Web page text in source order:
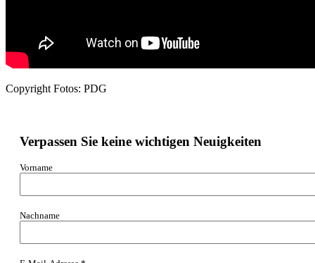
Copyright Fotos: PDG
Verpassen Sie keine wichtigen Neuigkeiten
Vorname
Nachname